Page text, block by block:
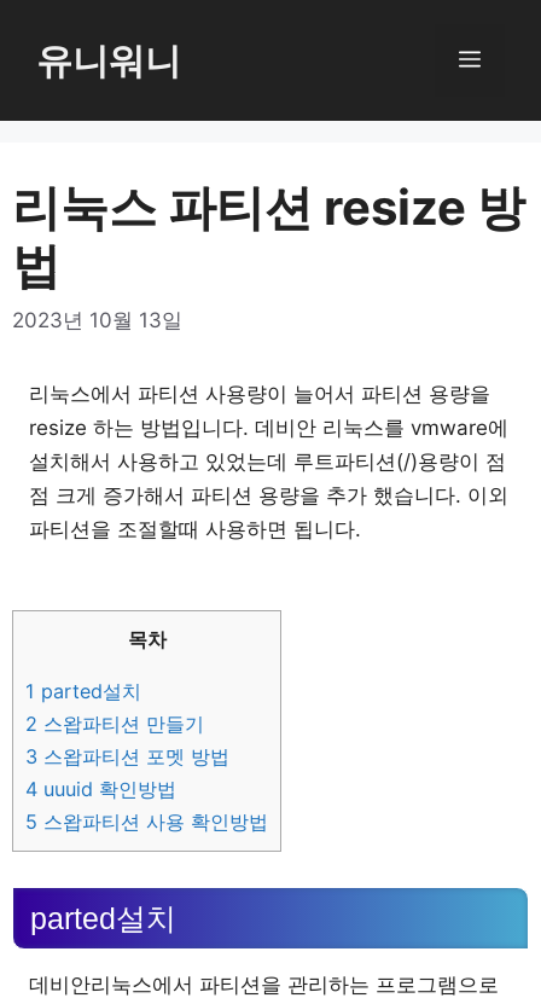
로
너
뛰
기
유니워니 메
리눅스 파티션 resize 방
법
2023년 10월 13일
리눅스에서 파티션 사용량이 늘어서 파티션 용량을
resize 하는 방법입니다. 데비안 리눅스를 vmware에
설치해서 사용하고 있었는데 루트파티션(/)용량이 점
점 크게 증가해서 파티션 용량을 추가 했습니다. 이외
파티션을 조절할때 사용하면 됩니다.
목차
1 parted설치
2 스왑파티션 만들기
3 스왑파티션 포멧 방법
4 uuuid 확인방법
5 스왑파티션 사용 확인방법
parted설치
데비안리눅스에서 파티션을 관리하는 프로그램으로